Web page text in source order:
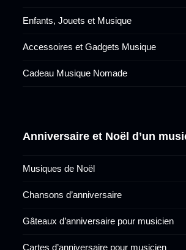
Enfants, Jouets et Musique
Accessoires et Gadgets Musique
Cadeau Musique Nomade
Anniversaire et Noël d’un
Musiques de Noël
Chansons d’anniversaire
Gâteaux d’anniversaire pour musicien
Cartes d’anniversaire pour musicien